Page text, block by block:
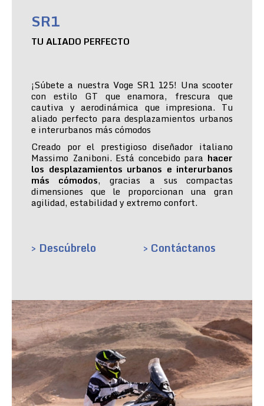
SR1
TU ALIADO PERFECTO
¡Súbete a nuestra Voge SR1 125! Una scooter
con estilo GT que enamora, frescura que
cautiva y aerodinámica que impresiona. Tu
aliado perfecto para desplazamientos urbanos
e interurbanos más cómodos
Creado por el prestigioso diseñador italiano
Massimo Zaniboni. Está concebido para hacer
los desplazamientos urbanos e interurbanos
más cómodos, gracias a sus compactas
dimensiones que le proporcionan una gran
agilidad, estabilidad y extremo confort.
> Descúbrelo > Contáctanos